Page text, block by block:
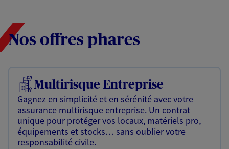
Nos offres phares
Multirisque Entreprise
Gagnez en simplicité et en sérénité avec votre
assurance multirisque entreprise. Un contrat
unique pour protéger vos locaux, matériels pro,
équipements et stocks… sans oublier votre
responsabilité civile.